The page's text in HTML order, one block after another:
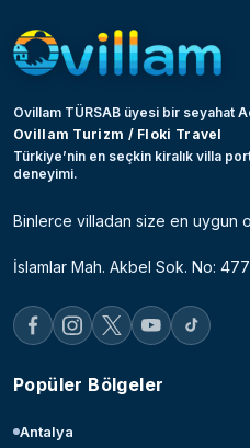
Ovillam TÜRSAB üyesi bir seyahat
Ovillam Turizm / Floki Travel
Türkiye’nin en seçkin kiralık villa
deneyimi.
Binlerce villadan size en uygun
İslamlar Mah. Akbel Sok. No:
Popüler Bölgeler
Antalya